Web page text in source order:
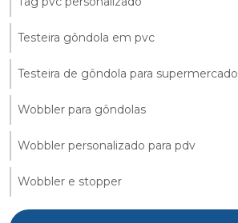
Testeira gôndola em pvc
Testeira de gôndola para supermercado
Wobbler para gôndolas
Wobbler personalizado para pdv
Wobbler e stopper